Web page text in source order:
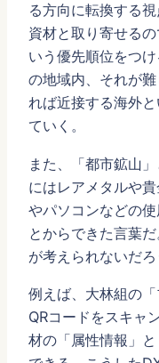
る方向に転換する
資材と取り寄せる
いう優先順位をつ
の地域内、それが
れば近接する海外
ていく。
また、「都市鉱山
にはレアメタルや
やパソコンなどの
とからできた言葉
が考えられないだろ
例えば、大林組の
QRコードをスキャ
材の「属性情報」